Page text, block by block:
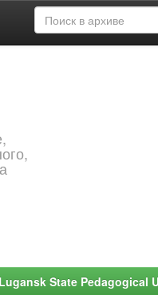
State Pedagogical